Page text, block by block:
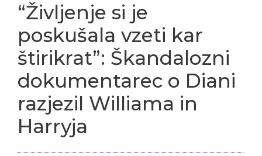
“Življenje si je
poskušala vzeti kar
štirikrat”: Škandalozni
dokumentarec o Diani
razjezil Williama in
Harryja